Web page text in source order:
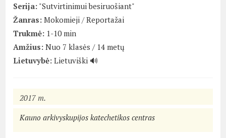
Serija: "Sutvirtinimui besiruošiant"
Žanras: Mokomieji /Reportažai
Trukmė: 1-10 min
Amžius: Nuo 7 klasės / 14 metų
Lietuvybė: Lietuviški 🔊
2017 m.
Kauno arkivyskupijos katechetikos centras